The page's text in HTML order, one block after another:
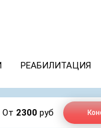
РЕАБИЛИТАЦИЯ
От 2300 руб